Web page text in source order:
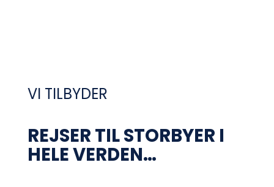
VI TILBYDER
REJSER TIL STORBYER I
HELE VERDEN…